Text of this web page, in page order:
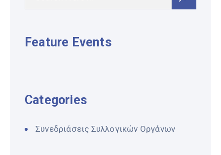
Feature Events
Categories
Συνεδριάσεις Συλλογικών Οργάνων